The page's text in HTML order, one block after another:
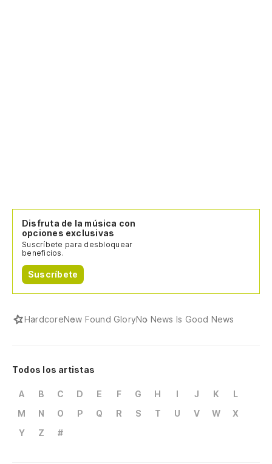
Disfruta de la música con
opciones exclusivas
Suscríbete para desbloquear
beneficios.
Suscríbete
HardcoreNew Found GloryNo News Is Good News
Todos los artistas
A B C D E F G H I J K
L
M
N O P Q R S T U V W
X
Y
Z #